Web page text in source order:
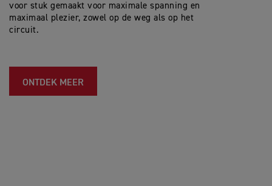
voor stuk gemaakt voor maximale spanning en
maximaal plezier, zowel op de weg als op het
circuit.
ONTDEK MEER